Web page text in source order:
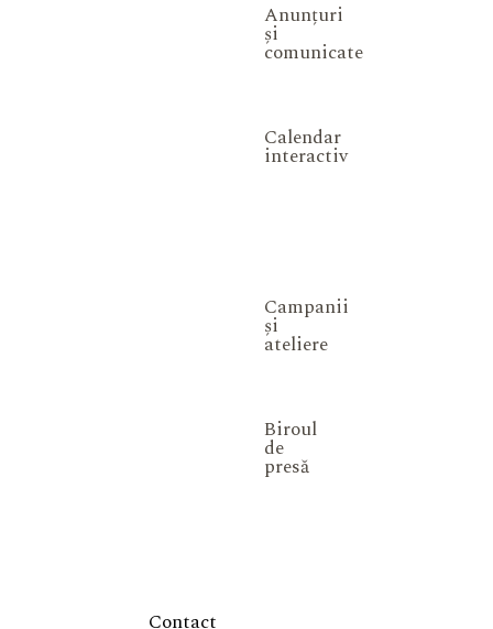
Anunțuri
și
comunicate
Calendar
interactiv
Campanii
și
ateliere
Biroul
de
presă
Contact